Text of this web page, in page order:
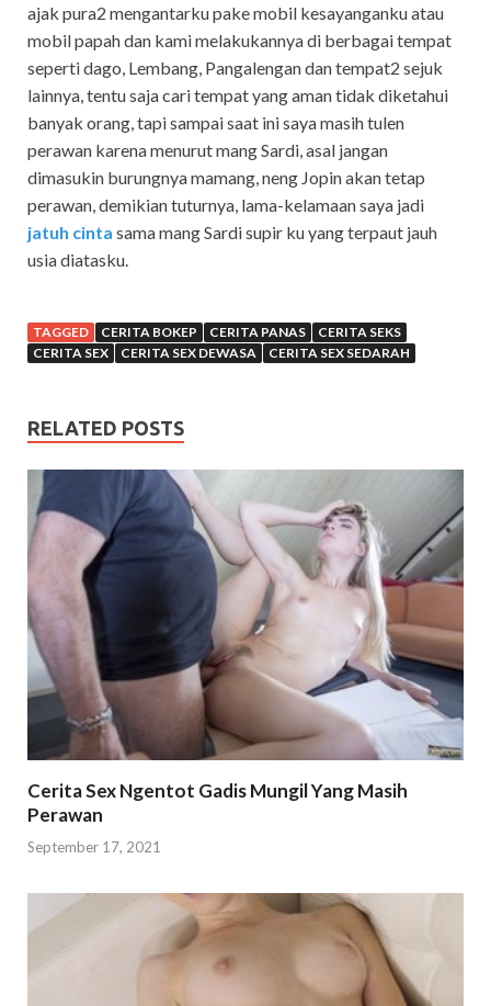
ajak pura2 mengantarku pake mobil kesayanganku atau
mobil papah dan kami melakukannya di berbagai tempat
seperti dago, Lembang, Pangalengan dan tempat2 sejuk
lainnya, tentu saja cari tempat yang aman tidak diketahui
banyak orang, tapi sampai saat ini saya masih tulen
perawan karena menurut mang Sardi, asal jangan
dimasukin burungnya mamang, neng Jopin akan tetap
perawan, demikian tuturnya, lama-kelamaan saya jadi
jatuh cinta sama mang Sardi supir ku yang terpaut jauh
usia diatasku.
TAGGED CERITA BOKEP CERITA PANAS
CERITA SEKS
CERITA SEX
CERITA SEX DEWASA CERITA SEX SEDARAH
RELATED POSTS
Cerita Sex Ngentot Gadis Mungil Yang Masih
Perawan
September 17, 2021